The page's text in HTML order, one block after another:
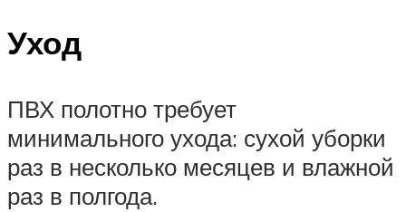
Уход
ПВХ полотно требует
минимального ухода: сухой уборки
раз в несколько месяцев и влажной
раз в полгода.